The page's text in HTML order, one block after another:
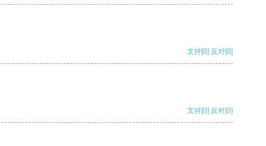
支持[0] 反对[0]
支持[0] 反对[0]